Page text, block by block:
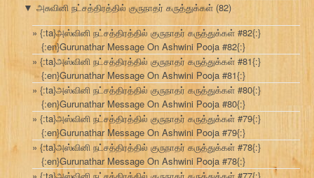
▼ அசுவினி நட்சத்திரத்தில் குருநாதர் கருத்துக்கள் (82)
{:ta}அஸ்வினி நட்சத்திரத்தில் குருநாதர் கருத்துக்கள் #82{:}
{:en}Gurunathar Message On Ashwini Pooja #82{:}
{:ta}அஸ்வினி நட்சத்திரத்தில் குருநாதர் கருத்துக்கள் #81{:}
{:en}Gurunathar Message On Ashwini Pooja #81{:}
{:ta}அஸ்வினி நட்சத்திரத்தில் குருநாதர் கருத்துக்கள் #80{:}
{:en}Gurunathar Message On Ashwini Pooja #80{:}
{:ta}அஸ்வினி நட்சத்திரத்தில் குருநாதர் கருத்துக்கள் #79{:}
{:en}Gurunathar Message On Ashwini Pooja #79{:}
{:ta}அஸ்வினி நட்சத்திரத்தில் குருநாதர் கருத்துக்கள் #78{:}
{:en}Gurunathar Message On Ashwini Pooja #78{:}
{:ta}அஸ்வினி நட்சத்திரத்தில் குருநாதர் கருத்துக்கள் #77{:}